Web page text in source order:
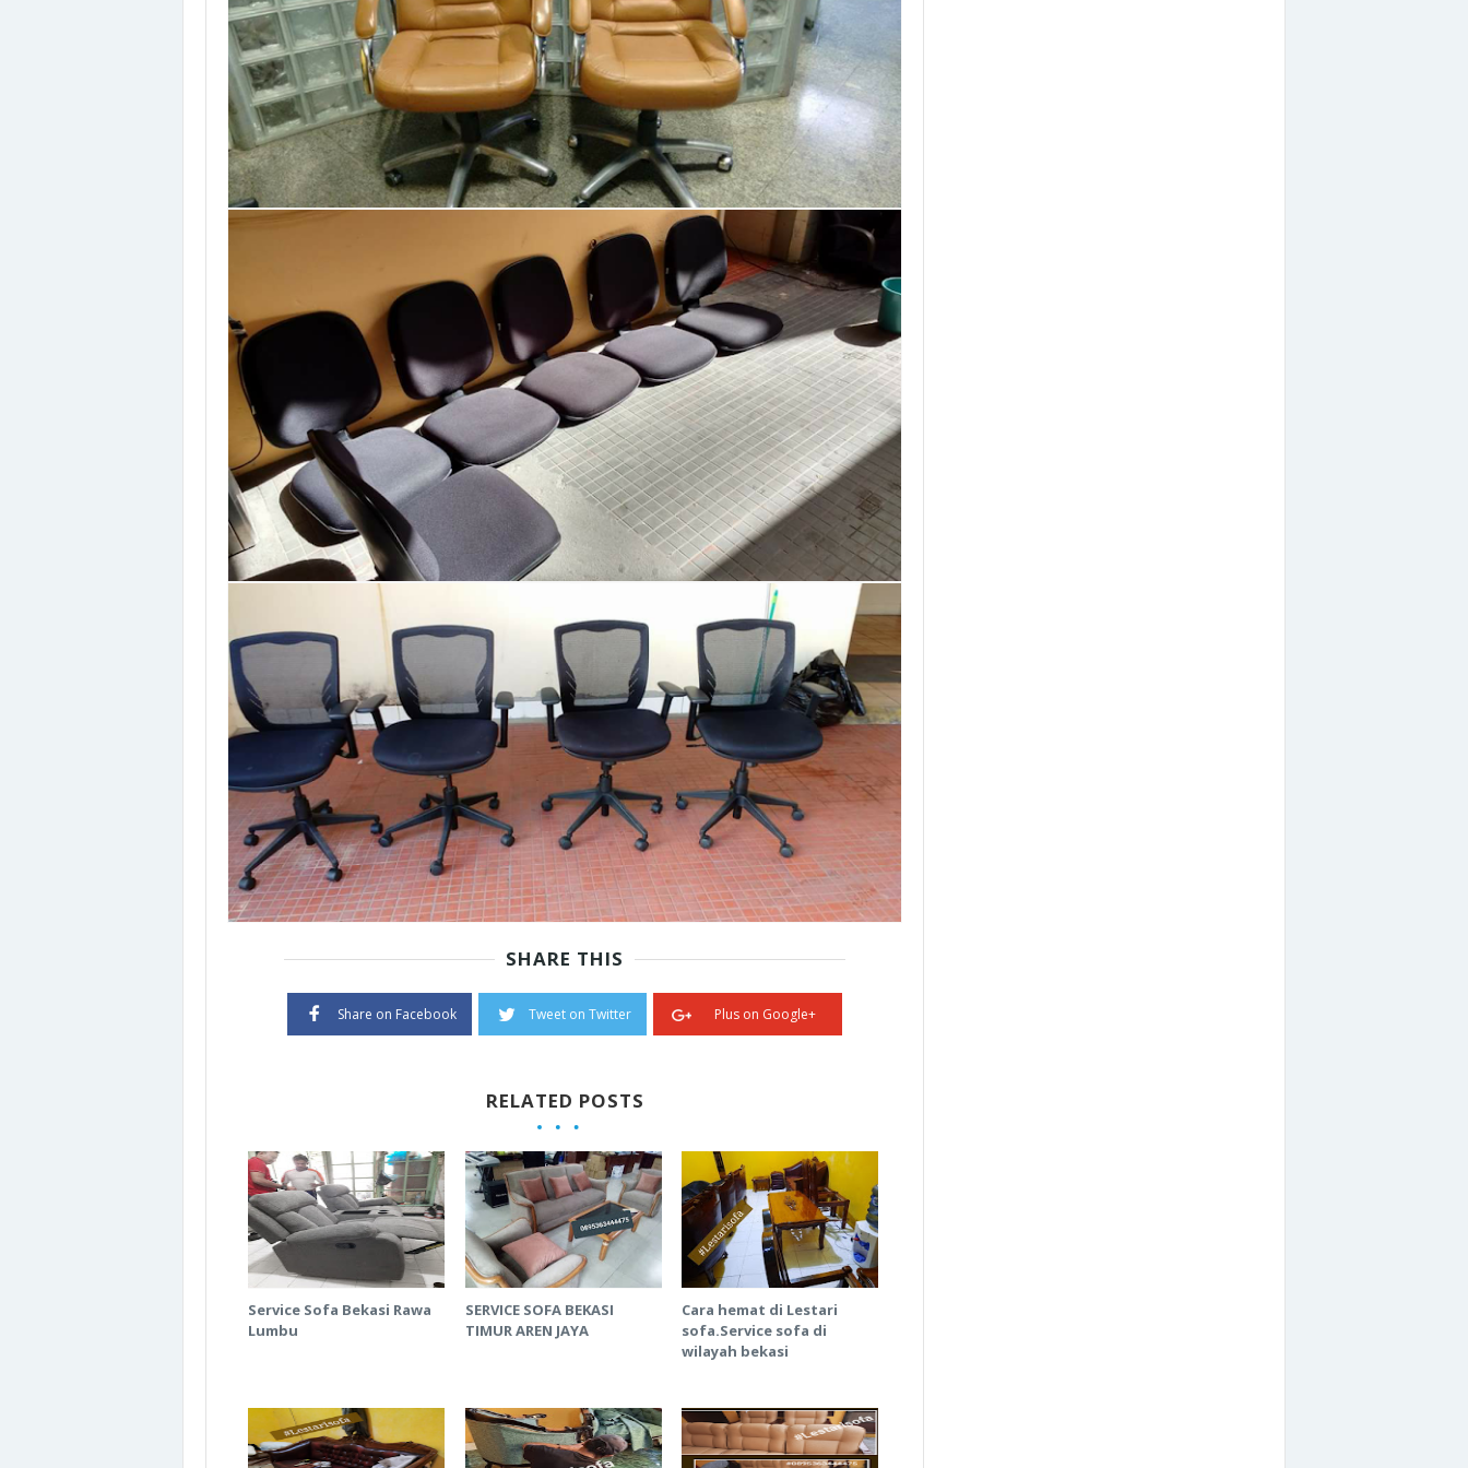
SHARE THIS
Share on Facebook Tweet on Twitter Plus on Google+
RELATED POSTS
Service Sofa Bekasi Rawa
Lumbu
SERVICE SOFA BEKASI
TIMUR AREN JAYA
Cara hemat di Lestari
sofa.Service sofa di
wilayah bekasi